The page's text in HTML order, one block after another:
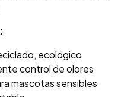
ecológico
control de olores
mascotas sensibles